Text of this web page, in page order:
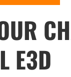
E3D